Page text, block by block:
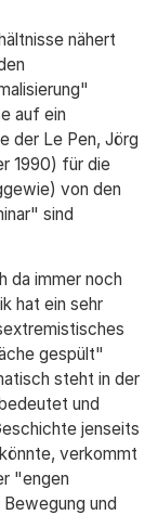
nähert
auf ein
der Le Pen, Jörg
1990) für die
von den
sind
da immer noch
hat ein sehr
gespült"
steht in der
und
jenseits
verkommt
"engen
und